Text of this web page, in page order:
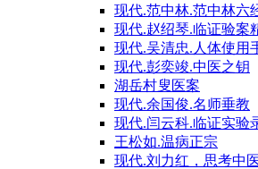
现代.范中林.范中林六
现代.赵绍琴.临证验案
现代.吴清忠.人体使用
现代.彭奕竣.中医之钥
湖岳村叟医案
现代.余国俊.名师垂教
现代.闫云科.临证实验
王松如.温病正宗
现代.刘力红，思考中